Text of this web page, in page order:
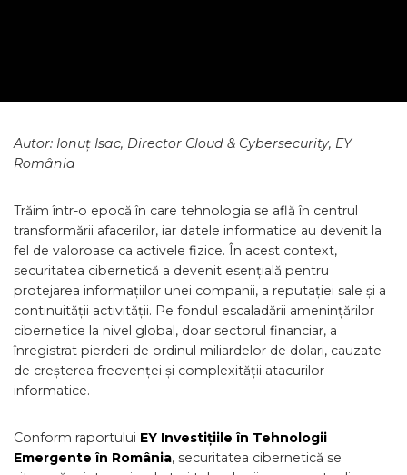
Autor: Ionuț Isac, Director Cloud & Cybersecurity, EY
România
Trăim într-o epocă în care tehnologia se află în centrul
transformării afacerilor, iar datele informatice au devenit la
fel de valoroase ca activele fizice. În acest context,
securitatea cibernetică a devenit esențială pentru
protejarea informațiilor unei companii, a reputației sale și a
continuității activității. Pe fondul escaladării amenințărilor
cibernetice la nivel global, doar sectorul financiar, a
înregistrat pierderi de ordinul miliardelor de dolari, cauzate
de creșterea frecvenței și complexității atacurilor
informatice.
Conform raportului EY Investițiile în Tehnologii
Emergente în România, securitatea cibernetică se